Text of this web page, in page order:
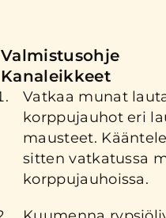
Valmistusohje
Kanaleikkeet
Vatkaa munat
korppujauhot eri
mausteet.
sitten vatkatussa
korppujauhoissa.